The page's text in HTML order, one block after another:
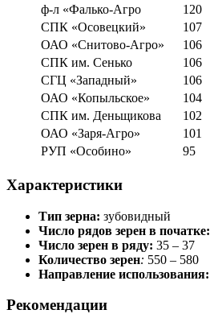
ф-л «Фалько-Агро
120
СПК «Осовецкий»
107
ОАО «Cнитово-Агро»
106
СПК им. Сенько
106
СГЦ «Западный»
106
ОАО «Копыльское»
104
СПК им. Деньщикова
102
ОАО «Заря-Агро»
101
РУП «Особино»
95
Характеристики
Тип зерна: зубовидный
Число рядов зерен в початке:
Число зерен в ряду: 35 – 37
Количество зерен: 550 – 580
Направление использования:
Рекомендации